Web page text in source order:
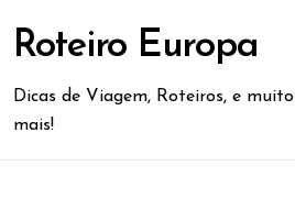
content
Roteiro Europa
Dicas de Viagem, Roteiros, e muito
mais!